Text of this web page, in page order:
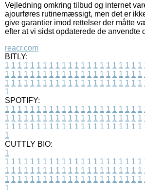
Vejledning omkring tilbud og internet
ajourføres rutinemæssigt, men det er
give garantier imod rettelser der måtte
efter at vi sidst opdaterede de anvendte
reacr.com
BITLY:
1 1 1 1 1 1 1 1 1 1 1 1 1 1 1 1 1 1 1 1 1 1
1 1 1 1 1 1 1 1 1 1 1 1 1 1 1 1 1 1 1 1 1 1
1 1 1 1 1 1 1 1 1 1 1 1 1 1 1 1 1 1 1 1 1 1
1
SPOTIFY:
1 1 1 1 1 1 1 1 1 1 1 1 1 1 1 1 1 1 1 1 1 1
1 1 1 1 1 1 1 1 1 1 1 1 1 1 1 1 1 1 1 1 1 1
1 1 1 1 1 1 1 1 1 1 1 1 1 1 1 1 1 1 1 1 1 1
1
CUTTLY BIO:
1
1 1 1 1 1 1 1 1 1 1 1 1 1 1 1 1 1 1 1 1 1 1
1 1 1 1 1 1 1 1 1 1 1 1 1 1 1 1 1 1 1 1 1 1
1 1 1 1 1 1 1 1 1 1 1 1 1 1 1 1 1 1 1 1 1 1
1